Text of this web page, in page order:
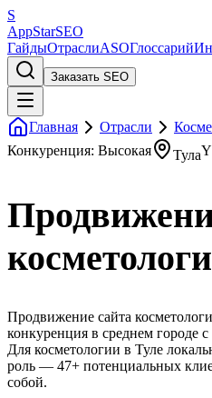
S
AppStarSEO
ГайдыОтраслиASOГлоссарий
Заказать SEO
Главная Отрасли
Конкуренция: Высокая
Тула
Продвижение сайта
конкуренция в среднем городе
Для косметологии в Туле
роль — 47+ потенциальных
собой.